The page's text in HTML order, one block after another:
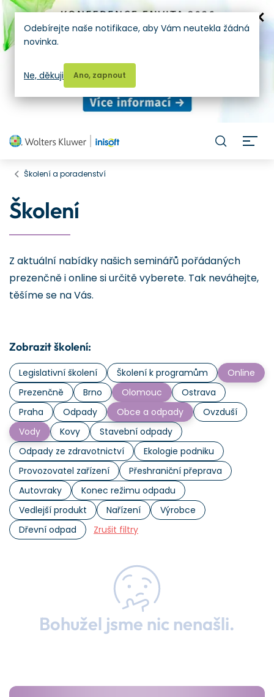
Školení a poradenství
Školení
Z aktuální nabídky našich seminářů pořádaných
prezenčně i online si určitě vyberete. Tak neváhejte,
těšíme se na Vás.
Zobrazit školení:
Legislativní školení Školení k programům
Online
Prezenčně
Brno Olomouc
Ostrava
Praha
Odpady Obce a odpady
Ovzduší
Vody
Kovy
Stavební odpady
Odpady ze zdravotnictví
Ekologie podniku
Provozovatel zařízení
Přeshraniční přeprava
Autovraky
Konec režimu odpadu
Vedlejší produkt
Nařízení
Výrobce
Dřevní odpad
Zrušit filtry
Bohužel jsme nic nenašli.
Odebírejte naše notifikace, aby Vám neutekla žádná
novinka.
Ano, zapnout
Ne, děkuji